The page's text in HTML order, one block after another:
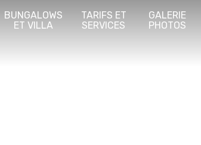
BUNGALOWS
ET VILLA
TARIFS ET
SERVICES
GALERIE
PHOTOS